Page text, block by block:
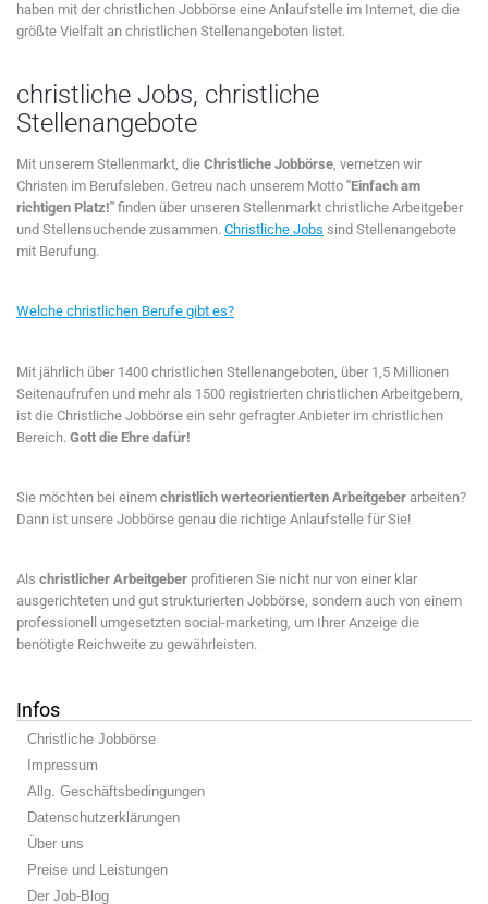
haben mit der christlichen Jobbörse eine Anlaufstelle im Internet, die die
größte Vielfalt an christlichen Stellenangeboten listet.
christliche Jobs, christliche
Stellenangebote
Mit unserem Stellenmarkt, die Christliche Jobbörse, vernetzen wir
Christen im Berufsleben. Getreu nach unserem Motto "Einfach am
richtigen Platz!" finden über unseren Stellenmarkt christliche Arbeitgeber
und Stellensuchende zusammen. Christliche Jobs sind Stellenangebote
mit Berufung.
Welche christlichen Berufe gibt es?
Mit jährlich über 1400 christlichen Stellenangeboten, über 1,5 Millionen
Seitenaufrufen und mehr als 1500 registrierten christlichen Arbeitgebern,
ist die Christliche Jobbörse ein sehr gefragter Anbieter im christlichen
Bereich. Gott die Ehre dafür!
Sie möchten bei einem christlich werteorientierten Arbeitgeber arbeiten?
Dann ist unsere Jobbörse genau die richtige Anlaufstelle für Sie!
Als christlicher Arbeitgeber profitieren Sie nicht nur von einer klar
ausgerichteten und gut strukturierten Jobbörse, sondern auch von einem
professionell umgesetzten social-marketing, um Ihrer Anzeige die
benötigte Reichweite zu gewährleisten.
Infos
Christliche Jobbörse
Impressum
Allg. Geschäftsbedingungen
Datenschutzerklärungen
Über uns
Preise und Leistungen
Der Job-Blog